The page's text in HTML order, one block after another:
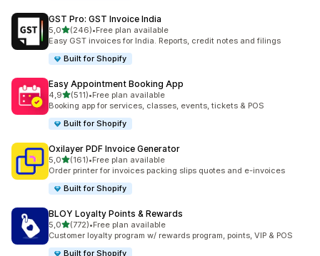
GST Pro: GST Invoice India
5,0z 5 hvězd
(246)
Celkový počet recenzí: 246
•Free plan available
Easy GST invoices for India. Reports, credit notes and filings
Built for Shopify
Easy Appointment Booking App
4,9z 5 hvězd
(511)
Celkový počet recenzí: 511
•Free plan available
Booking app for services, classes, events, tickets & POS
Built for Shopify
Oxilayer PDF Invoice Generator
5,0z 5 hvězd
(161)
Celkový počet recenzí: 161
•Free plan available
Order printer for invoices packing slips quotes and e-invoices
Built for Shopify
BLOY Loyalty Points & Rewards
5,0z 5 hvězd
(772)
Celkový počet recenzí: 772
•Free plan available
Customer loyalty program w/ rewards program, points, VIP & POS
Built for Shopify